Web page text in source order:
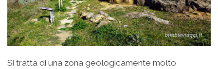
Si tratta di una zona geologicamente molto